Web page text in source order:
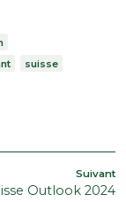
suisse
Suivant
Outlook 2024